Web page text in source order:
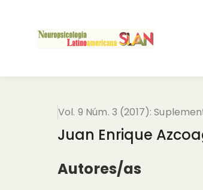
Vol. 9 Núm. 3 (2017):
Juan Enrique
Autores/as